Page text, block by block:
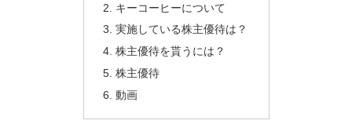
キーコーヒーについて
実施している株主優待は？
株主優待を貰うには？
株主優待
動画